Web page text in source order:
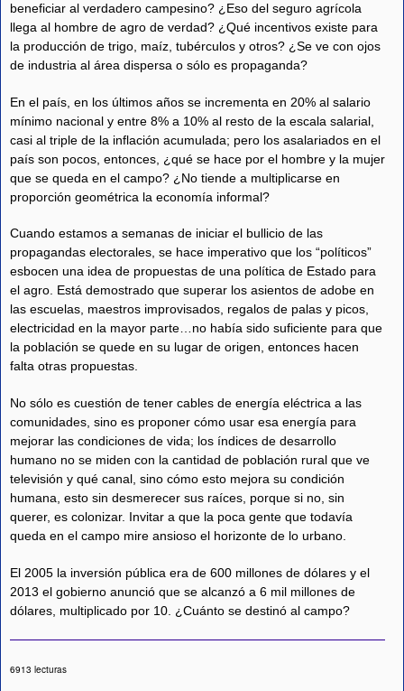
beneficiar al verdadero campesino? ¿Eso del seguro agrícola
llega al hombre de agro de verdad? ¿Qué incentivos existe para
la producción de trigo, maíz, tubérculos y otros? ¿Se ve con ojos
de industria al área dispersa o sólo es propaganda?
En el país, en los últimos años se incrementa en 20% al salario
mínimo nacional y entre 8% a 10% al resto de la escala salarial,
casi al triple de la inflación acumulada; pero los asalariados en el
país son pocos, entonces, ¿qué se hace por el hombre y la mujer
que se queda en el campo? ¿No tiende a multiplicarse en
proporción geométrica la economía informal?
Cuando estamos a semanas de iniciar el bullicio de las
propagandas electorales, se hace imperativo que los “políticos”
esbocen una idea de propuestas de una política de Estado para
el agro. Está demostrado que superar los asientos de adobe en
las escuelas, maestros improvisados, regalos de palas y picos,
electricidad en la mayor parte…no había sido suficiente para que
la población se quede en su lugar de origen, entonces hacen
falta otras propuestas.
No sólo es cuestión de tener cables de energía eléctrica a las
comunidades, sino es proponer cómo usar esa energía para
mejorar las condiciones de vida; los índices de desarrollo
humano no se miden con la cantidad de población rural que ve
televisión y qué canal, sino cómo esto mejora su condición
humana, esto sin desmerecer sus raíces, porque si no, sin
querer, es colonizar. Invitar a que la poca gente que todavía
queda en el campo mire ansioso el horizonte de lo urbano.
El 2005 la inversión pública era de 600 millones de dólares y el
2013 el gobierno anunció que se alcanzó a 6 mil millones de
dólares, multiplicado por 10. ¿Cuánto se destinó al campo?
6913 lecturas